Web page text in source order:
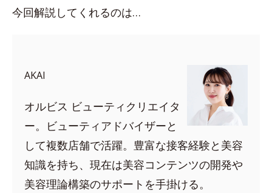
今回解説してくれるのは…
AKAI
オルビス ビューティクリエイタ
ー。ビューティアドバイザーと
して複数店舗で活躍。豊富な接客経験と美容
知識を持ち、現在は美容コンテンツの開発や
美容理論構築のサポートを手掛ける。